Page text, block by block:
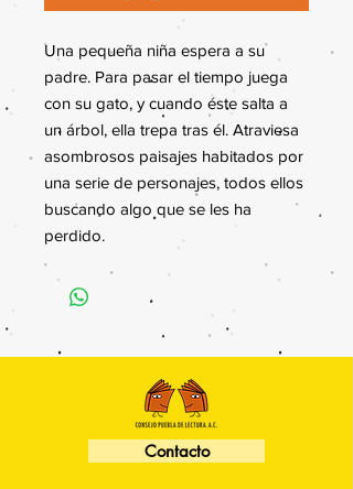
Una pequeña niña espera a su
padre. Para pasar el tiempo juega
con su gato, y cuando éste salta a
un árbol, ella trepa tras él. Atraviesa
asombrosos paisajes habitados por
una serie de personajes, todos ellos
buscando algo que se les ha
perdido.
Contacto